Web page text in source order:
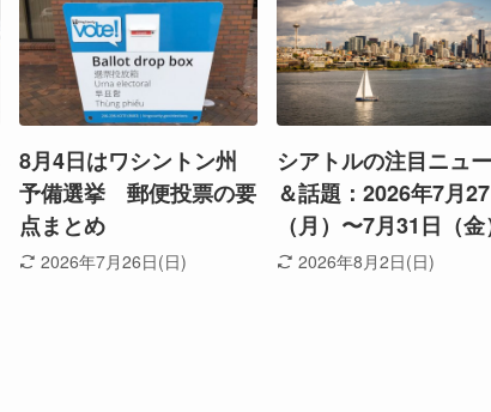
8月4日はワシントン州
予備選挙 郵便投票の要
点まとめ
2026年7月26日(日)
シアトルの注目ニュ
＆話題：2026年7月
（月）〜7月31日（
2026年8月2日(日)